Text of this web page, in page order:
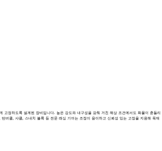
고정하도록 설계된 장비입니다. 높은 강도와 내구성을 갖춰 거친 해상 조건에서도 화물이 흔들리
버클, 샤클, 스내치 블록 등 전문 래싱 기어는 조정이 용이하고 신뢰성 있는 고정을 지원해 목재